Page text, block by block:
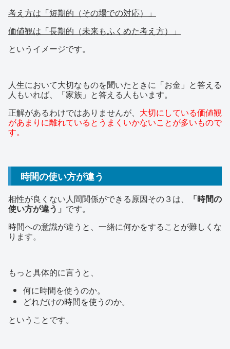
考え方は「短期的（その場での対応）」
価値観は「長期的（未来もふくめた考え方）」
というイメージです。
人生において大切なものを聞いたときに「お金」と答える
人もいれば、「家族」と答える人もいます。
正解があるわけではありませんが、 大切にしている価値観
があまりに離れているとうまくいかないことが多いもので
す。
時間の使い方が違う
相性が良くない人間関係ができる原因その３は、
「時間の
使い方が違う」 です。
時間への意識が違うと、一緒に何かをすることが難しくな
ります。
もっと具体的に言うと、
何に時間を使うのか。
どれだけの時間を使うのか。
ということです。